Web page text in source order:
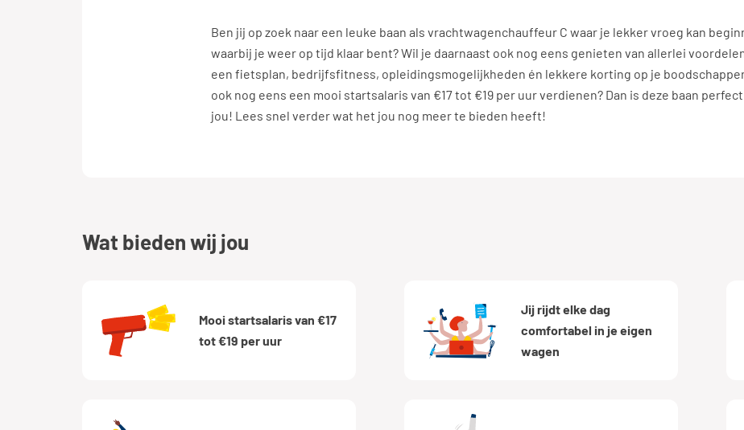
Ben jij op zoek naar een leuke baan als vrachtwagenchauffeur C waar je lekker vroeg kan
waarbij je weer op tijd klaar bent? Wil je daarnaast ook nog eens genieten van allerlei
een fietsplan, bedrijfsfitness, opleidingsmogelijkheden én lekkere korting op je
ook nog eens een mooi startsalaris van €17 tot €19 per uur verdienen? Dan is deze baan
jou! Lees snel verder wat het jou nog meer te bieden heeft!
wat bieden wij jou
Mooi startsalaris van €17
tot €19 per uur
Jij rijdt elke dag
comfortabel in je eigen
wagen